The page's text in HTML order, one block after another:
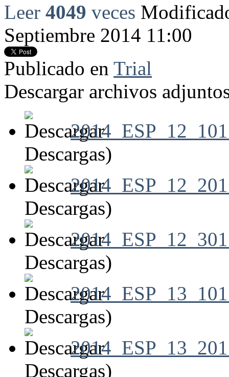
Leer 4049 veces
Septiembre 2014 11:00
Publicado en Trial
Descargar archivos
Descargas)
Descargas)
Descargas)
Descargas)
Descargas)